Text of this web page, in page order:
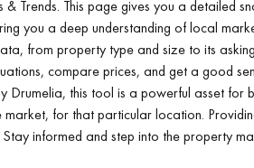
Trends. This page gives you a detailed
you a deep understanding of local
from property type and size to its
compare prices, and get a good
this tool is a powerful asset for
for that particular location.
informed and step into the property